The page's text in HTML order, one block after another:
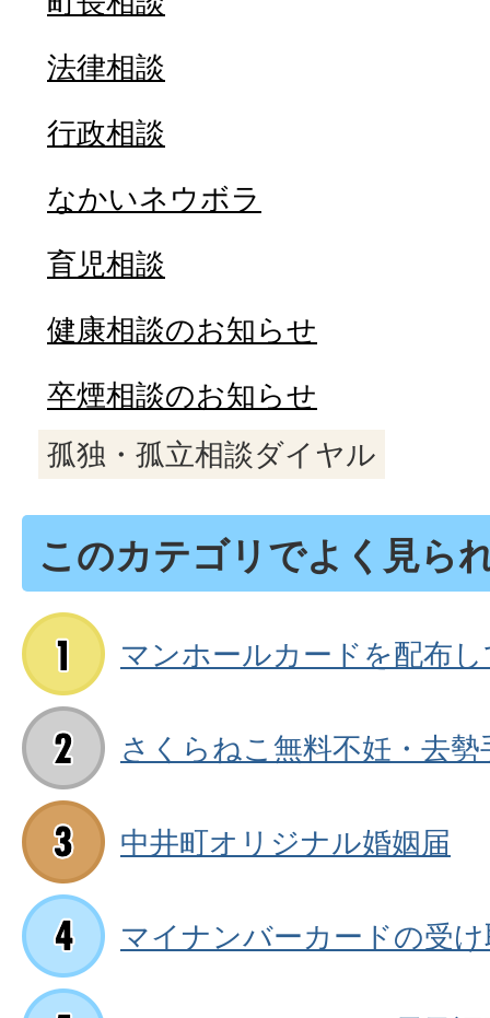
法律相談
行政相談
なかいネウボラ
育児相談
健康相談のお知らせ
卒煙相談のお知らせ
孤独・孤立相談ダイヤル
このカテゴリでよく見ら
マンホールカードを配布
さくらねこ無料不妊・去
中井町オリジナル婚姻届
マイナンバーカードの受